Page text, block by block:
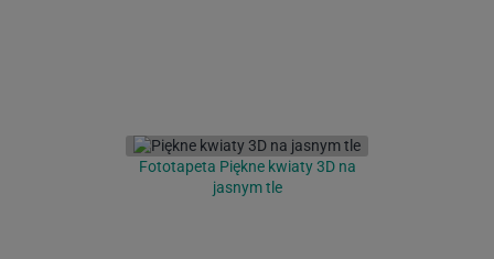
Fototapeta Piękne kwiaty 3D na
jasnym tle